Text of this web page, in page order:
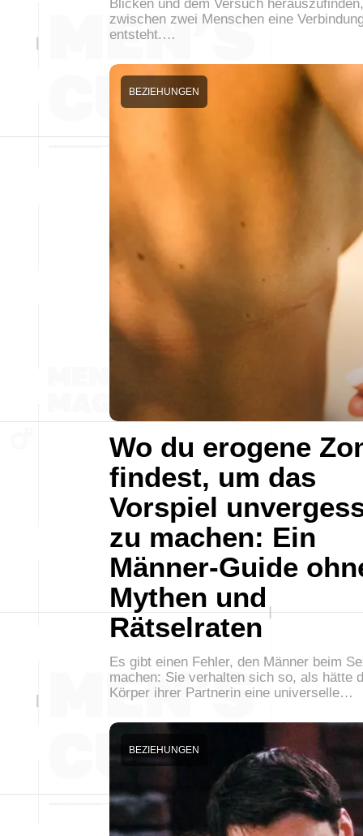
Blicken und dem Versuch
zwischen zwei Menschen eine
entsteht.…
Wo du erogene
findest, um das
Vorspiel
zu machen: Ein
Männer-Guide
Mythen und
Rätselraten
BEZIEHUNGEN
Es gibt einen Fehler, den Männer beim
machen: Sie verhalten sich so, als hätte
Körper ihrer Partnerin eine universelle…
BEZIEHUNGEN